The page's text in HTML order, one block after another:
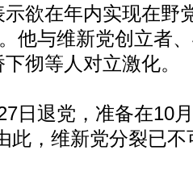
欲在年内实现在野
他与维新党创立者
彻等人对立激化。
退党，准备在10月
此，维新党分裂已不